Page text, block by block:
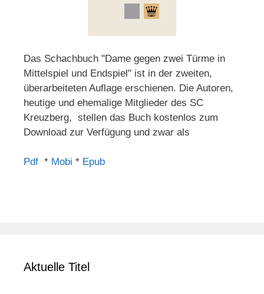
Das Schachbuch "Dame gegen zwei Türme in
Mittelspiel und Endspiel" ist in der zweiten,
überarbeiteten Auflage erschienen. Die Autoren,
heutige und ehemalige Mitglieder des SC
Kreuzberg, stellen das Buch kostenlos zum
Download zur Verfügung und zwar als
Pdf * Mobi * Epub
Aktuelle Titel